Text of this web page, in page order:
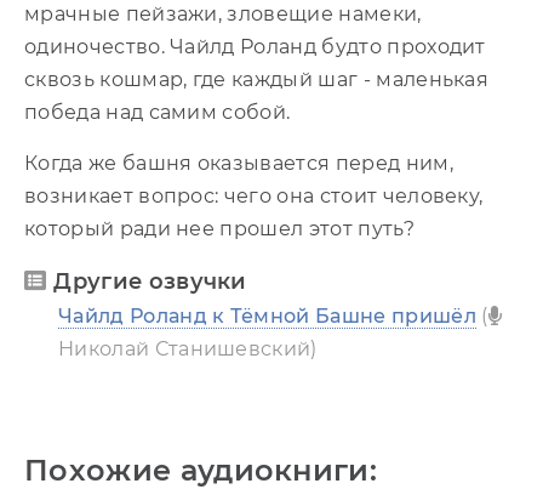
мрачные пейзажи, зловещие намеки,
одиночество. Чайлд Роланд будто проходит
сквозь кошмар, где каждый шаг - маленькая
победа над самим собой.
Когда же башня оказывается перед ним,
возникает вопрос: чего она стоит человеку,
который ради нее прошел этот путь?
Другие озвучки
Чайлд Роланд к Тёмной Башне пришёл (
Николай Станишевский)
Похожие аудиокниги: